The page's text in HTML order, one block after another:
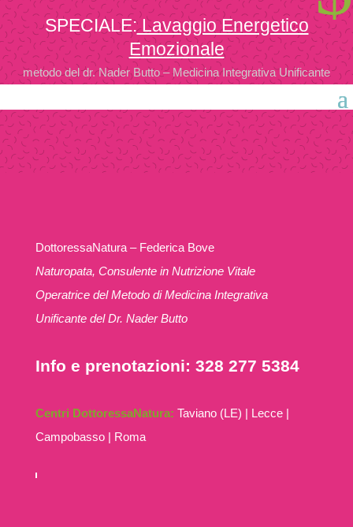
SPECIALE:Lavaggio Energetico
Emozionale
metodo del dr. Nader Butto – Medicina Integrativa Unificante
DottoressaNatura – Federica Bove
Naturopata, Consulente in Nutrizione Vitale
Operatrice del Metodo di Medicina Integrativa
Unificante del Dr. Nader Butto
Info e prenotazioni: 328 277 5384
Centri DottoressaNatura: Taviano (LE) | Lecce |
Campobasso | Roma